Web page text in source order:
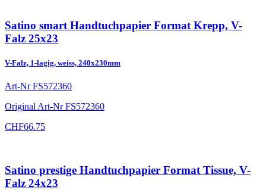
Satino smart Handtuchpapier Format Krepp, V-
Falz 25x23
V-Falz, 1-lagig, weiss, 240x230mm
Art-NrFS572360
Original Art-NrFS572360
CHF66.75
Satino prestige Handtuchpapier Format Tissue, V-
Falz 24x23